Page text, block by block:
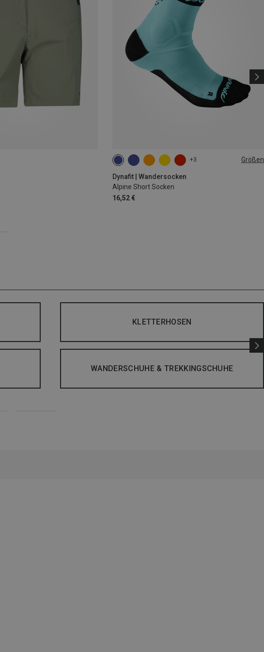
+3 Größen
Dynafit | Wandersocken
Alpine Short Socken
16,52 €
35|36|37|38 39|40|41|42
KLETTERHOSEN
WANDERSCHUHE & TREKKINGSCHUHE